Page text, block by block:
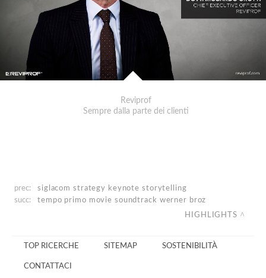
Reviprof
Sempre dalla parte dei clienti
prec: siglacom strategy keynote storytelling
succ:
tempo primo movie soundtrack werner broz
HIGHLIGHTS
TOP RICERCHE SITEMAP SOSTENIBILITÀ
CONTATTACI